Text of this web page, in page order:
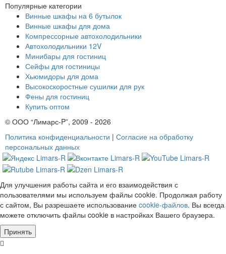
Популярные категории
Винные шкафы на 6 бутылок
Винные шкафы для дома
Компрессорные автохолодильники
Автохолодильники 12V
Минибары для гостиниц
Сейфы для гостиницы
Хьюмидоры для дома
Высокоскоростные сушилки для рук
Фены для гостиниц
Купить оптом
© ООО “Лимарс-P”, 2009 - 2026
Политика конфиденциальности | Согласие на обработку
персональных данных
Для улучшения работы сайта и его взаимодействия с
пользователями мы используем файлы cookie. Продолжая работу
с сайтом, Вы разрешаете использование cookie-файлов. Вы всегда
можете отключить файлы cookie в настройках Вашего браузера.
Принять